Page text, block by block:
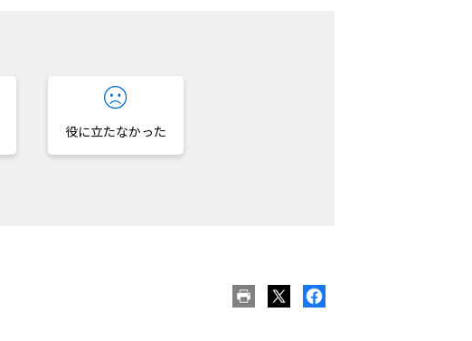
役に立たなかった